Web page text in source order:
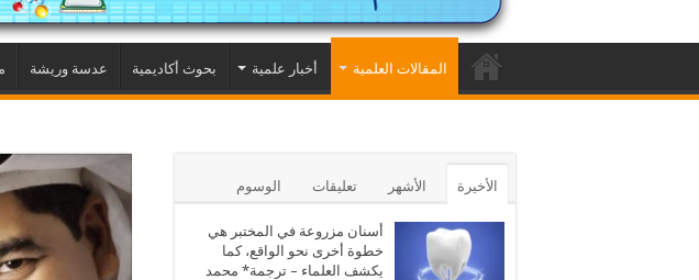
المقالات العلمية أخبار علمية بحوث أكاديمية عدسة وريشة
الأخيرة الأشهر تعليقات الوسوم
أسنان مزروعة في المختبر هي
خطوة أخرى نحو الواقع، كما
يكشف العلماء – ترجمة* محمد